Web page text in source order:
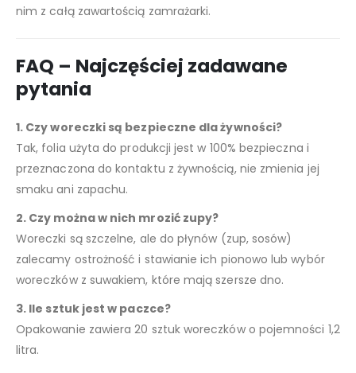
nim z całą zawartością zamrażarki.
FAQ – Najczęściej zadawane
pytania
1. Czy woreczki są bezpieczne dla żywności?
Tak, folia użyta do produkcji jest w 100% bezpieczna i
przeznaczona do kontaktu z żywnością, nie zmienia jej
smaku ani zapachu.
2. Czy można w nich mrozić zupy?
Woreczki są szczelne, ale do płynów (zup, sosów)
zalecamy ostrożność i stawianie ich pionowo lub wybór
woreczków z suwakiem, które mają szersze dno.
3. Ile sztuk jest w paczce?
Opakowanie zawiera 20 sztuk woreczków o pojemności 1,2
litra.